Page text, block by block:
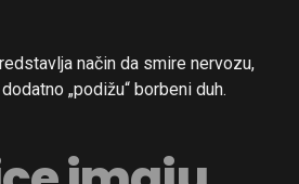
način da smire nervozu,
„podižu“ borbeni duh.